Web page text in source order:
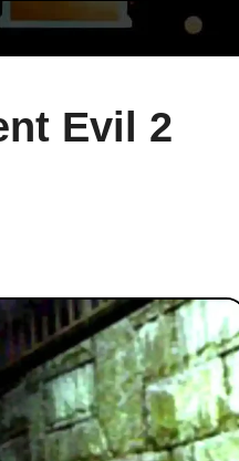
Evil 2